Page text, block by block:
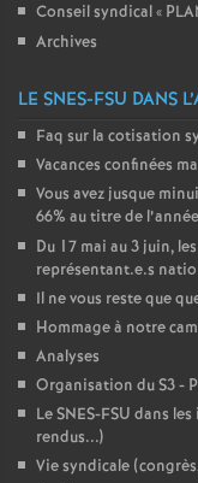
Conseil syndical «
Archives
LE SNES-FSU DANS
Faq sur la cotisation
Vacances confinées
Vous avez jusque
66% au titre de
Du 17 mai au 3 juin,
représentant.e.s
Il ne vous reste que
Hommage à notre
Analyses
Organisation du S3 -
Le SNES-FSU dans
rendus...)
Vie syndicale